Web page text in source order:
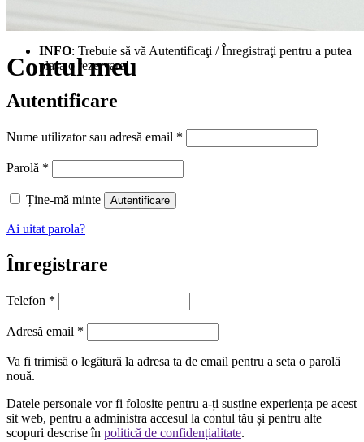
Contul meu
INFO: Trebuie să vă Autentificaţi / Înregistraţi pentru a putea
plasa o rezervare!
Autentificare
Nume utilizator sau adresă email *
Parolă *
Ține-mă minte Autentificare
Ai uitat parola?
Înregistrare
Telefon *
Adresă email *
Va fi trimisă o legătură la adresa ta de email pentru a seta o parolă
nouă.
Datele personale vor fi folosite pentru a-ți susține experiența pe acest
sit web, pentru a administra accesul la contul tău și pentru alte
scopuri descrise în politică de confidențialitate.